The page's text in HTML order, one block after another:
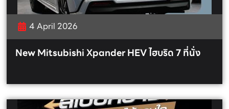
4 April 2026
New Mitsubishi Xpander HEV ไฮบริด 7 ที่นั่ง